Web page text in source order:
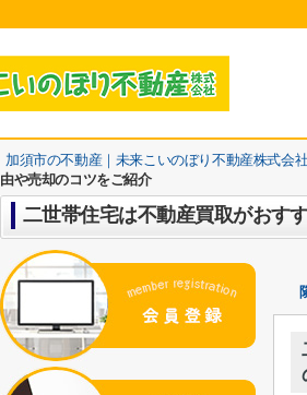
加須市の不動産｜未来こいのぼり不動産株式会社
由や売却のコツをご紹介
二世帯住宅は不動産買取がおす